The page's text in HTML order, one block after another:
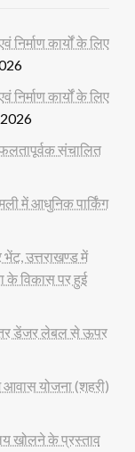
कार्यों के लिए
कार्यों के लिए
संचालित
में आधुनिक पार्किंग
भेंट, उत्तराखण्ड में
के विकास पर हुई
डेंजर लेबल से ऊपर
आवास योजना (शहरी)
खोलने के प्रस्ताव